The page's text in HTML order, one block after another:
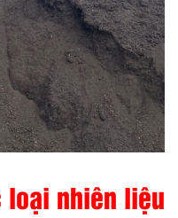
loại nhiên liệu